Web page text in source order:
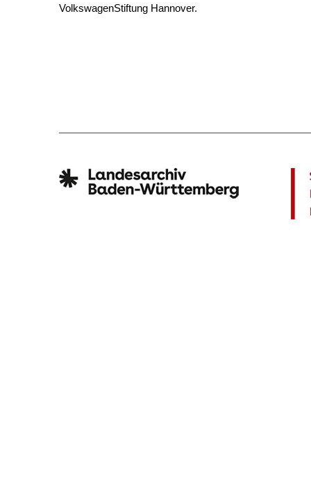
VolkswagenStiftung Hannover.